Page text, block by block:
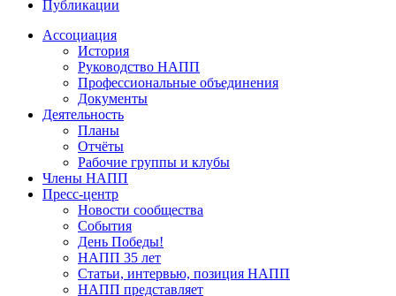
Публикации
Ассоциация
История
Руководство НАПП
Профессиональные объединения
Документы
Деятельность
Планы
Отчёты
Рабочие группы и клубы
Члены НАПП
Пресс-центр
Новости сообщества
События
День Победы!
НАПП 35 лет
Статьи, интервью, позиция НАПП
НАПП представляет